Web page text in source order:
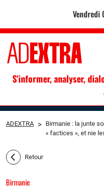
S'informer, analyser,
ADEXTRA > Birmanie : la junte
« factices », et nie
Retour
Birmanie